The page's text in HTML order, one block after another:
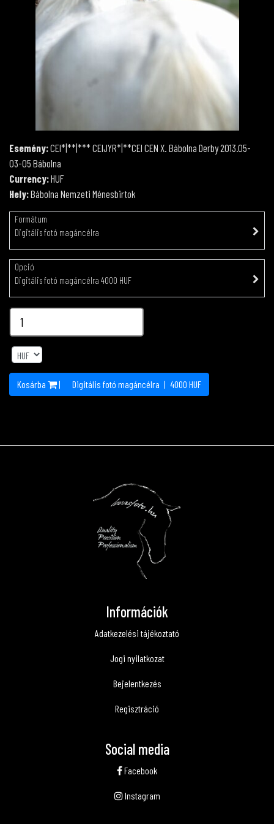
Esemény:CEI*|**|*** CEIJYR*|**CEI CEN X. Bábolna Derby 2013.05-
03-05 Bábolna
Currency:HUF
Hely:Bábolna Nemzeti Ménesbirtok
Formátum
Digitális fotó magáncélra
Opció
Digitális fotó magáncélra 4000 HUF
Kosárba | Digitális fotó magáncélra | 4000 HUF
Információk
Adatkezelési tájékoztató
Jogi nyilatkozat
Bejelentkezés
Regisztráció
Social media
Facebook
Instagram